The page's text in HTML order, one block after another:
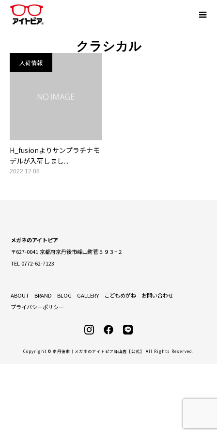
クラシカル
入荷情報
H_fusionよりサンプラチナモ
デルが入荷しまし...
2022.12.08
メガネのアイトピア
〒627-0041 京都府京丹後市峰山町菅５９３−２
TEL 0772-62-7123
ABOUT BRAND BLOG GALLERY こどもめがね
お問い合わせ
プライバシーポリシー
Copyright © 京丹後市｜メガネのアイトピア峰山店【公式】 All Rights Reserved.